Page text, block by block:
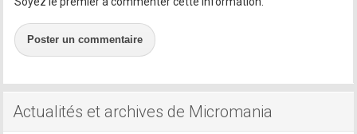
Poster un commentaire
Actualités et archives de Micromania